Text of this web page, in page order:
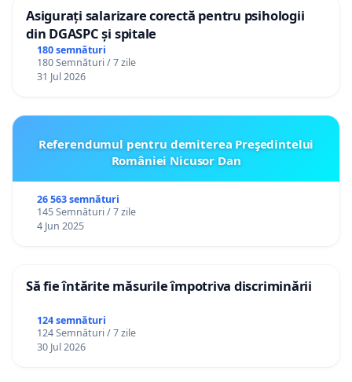
Asigurați salarizare corectă pentru psihologii
din DGASPC și spitale
180 semnături
180 Semnături / 7 zile
31 Jul 2026
Referendumul pentru demiterea Preşedintelui
României Nicusor Dan
26 563 semnături
145 Semnături / 7 zile
4 Jun 2025
Să fie întărite măsurile împotriva discriminării
124 semnături
124 Semnături / 7 zile
30 Jul 2026